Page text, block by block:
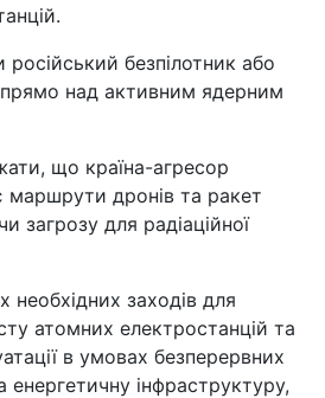
безпілотник або
над активним ядерним
що країна-агресор
маршрути дронів та ракет
загрозу для радіаційної
необхідних заходів для
атомних електростанцій та
в умовах безперервних
енергетичну інфраструктуру,